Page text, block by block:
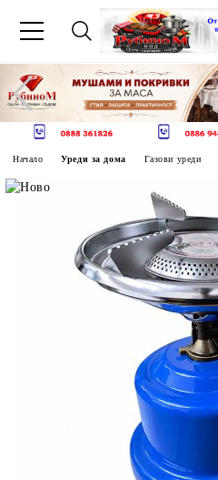
Начало Уреди за дома Газови уреди